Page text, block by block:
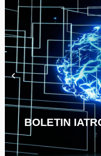
BOLETIN